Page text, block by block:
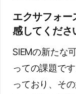
エクサフォー
感してくださ
SIEMの新たな
っての課題で
っており、そ